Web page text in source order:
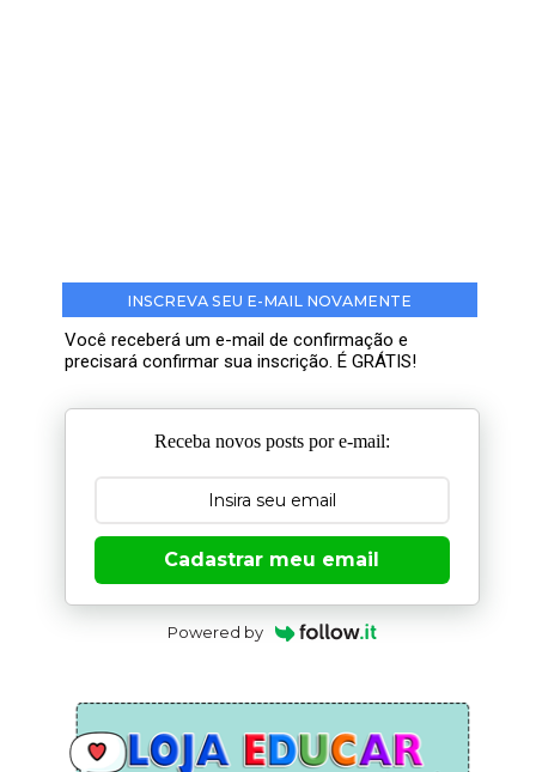
INSCREVA SEU E-MAIL NOVAMENTE
Você receberá um e-mail de confirmação e
precisará confirmar sua inscrição. É GRÁTIS!
Receba novos posts por e-mail:
Cadastrar meu email
Powered by